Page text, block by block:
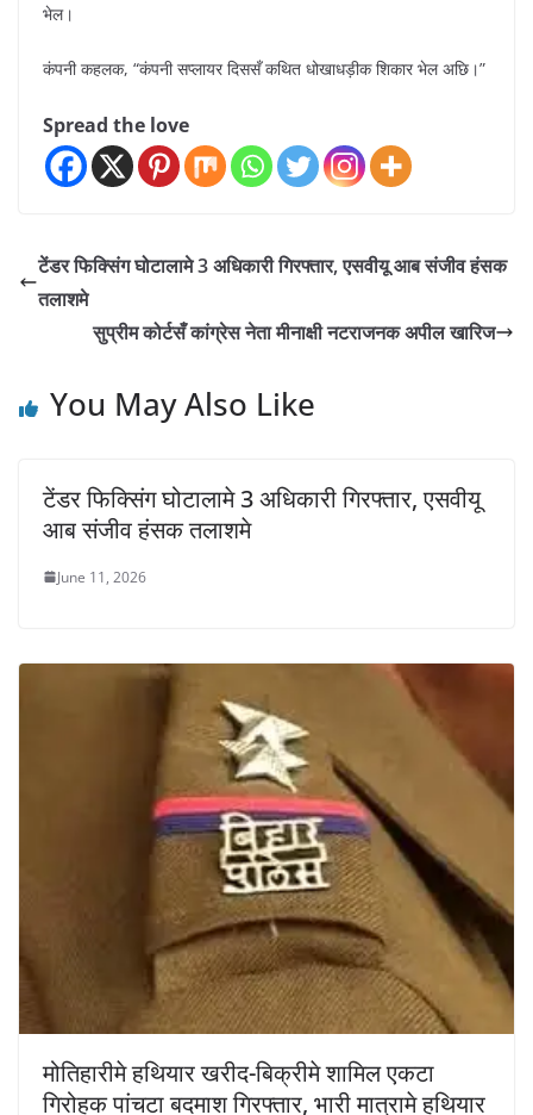
भेल।
कंपनी कहलक, “कंपनी सप्लायर दिससँ कथित धोखाधड़ीक शिकार भेल अछि।”
Spread the love
टेंडर फिक्सिंग घोटालामे 3 अधिकारी गिरफ्तार, एसवीयू आब संजीव हंसक
तलाशमे
सुप्रीम कोर्टसँ कांग्रेस नेता मीनाक्षी नटराजनक अपील खारिज
You May Also Like
टेंडर फिक्सिंग घोटालामे 3 अधिकारी गिरफ्तार, एसवीयू
आब संजीव हंसक तलाशमे
June 11, 2026
मोतिहारीमे हथियार खरीद-बिक्रीमे शामिल एकटा
गिरोहक पांचटा बदमाश गिरफ्तार, भारी मात्रामे हथियार